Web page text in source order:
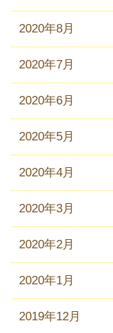
2020年8月
2020年7月
2020年6月
2020年5月
2020年4月
2020年3月
2020年2月
2020年1月
2019年12月